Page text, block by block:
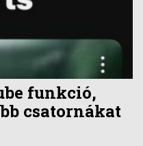
funkció,
csatornákat